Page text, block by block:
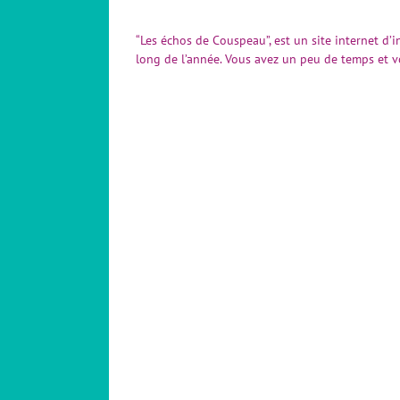
“Les échos de Couspeau”, est un site internet
long de l’année. Vous avez un peu de temps